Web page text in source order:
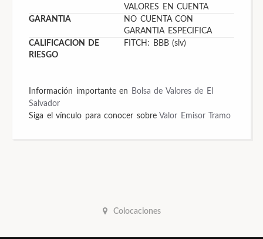
VALORES EN CUENTA
GARANTIA
NO CUENTA CON
GARANTIA ESPECIFICA
CALIFICACION DE
RIESGO
FITCH: BBB (slv)
Información importante en
Bolsa de Valores de El
Salvador
Siga el vínculo para conocer sobre Valor Emisor Tramo
Colocaciones